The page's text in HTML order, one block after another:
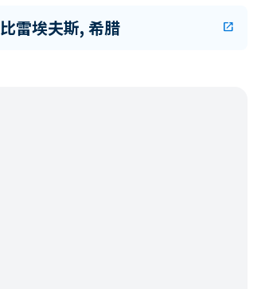
比雷埃夫斯, 希腊 open_in_new